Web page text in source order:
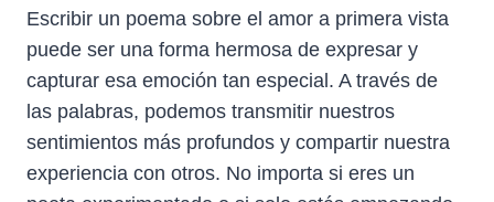
Escribir un poema sobre el amor a primera vista
puede ser una forma hermosa de expresar y
capturar esa emoción tan especial. A través de
las palabras, podemos transmitir nuestros
sentimientos más profundos y compartir nuestra
experiencia con otros. No importa si eres un